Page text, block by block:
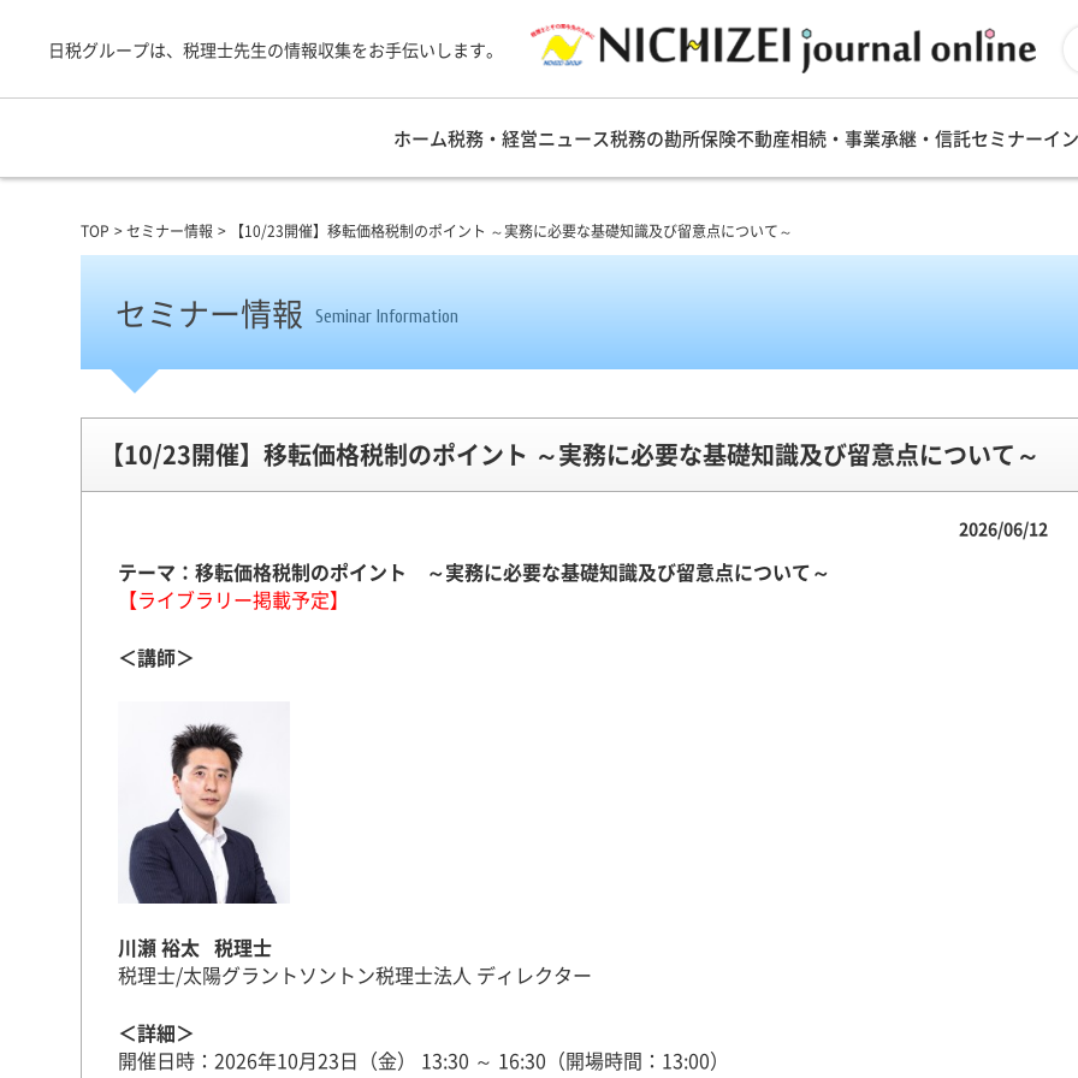
日税グループは、税理士先生の情報収集をお手伝いします。
ホーム税務・経営ニュース税務の勘所保険不動産相続・事業承継・信託セミナーイ
TOP セミナー情報 【10/23開催】移転価格税制のポイント ～実務に必要な基礎知識及び留意点について～
セミナー情報 Seminar Information
【10/23開催】移転価格税制のポイント ～実務に必要な基礎知識及び留意点について～
2026/06/12
テーマ：移転価格税制のポイント ～実務に必要な基礎知識及び留意点について～
【ライブラリー掲載予定】
＜講師＞
川瀬 裕太 税理士
税理士/太陽グラントソントン税理士法人 ディレクター
＜詳細＞
開催日時：2026年10月23日（金） 13:30 ～ 16:30（開場時間：13:00）